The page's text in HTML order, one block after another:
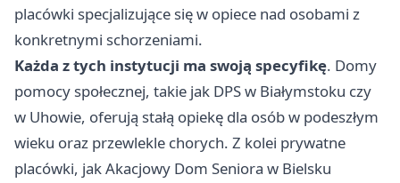
placówki specjalizujące się w opiece nad osobami z
konkretnymi schorzeniami.
Każda z tych instytucji ma swoją specyfikę. Domy
pomocy społecznej, takie jak DPS w Białymstoku czy
w Uhowie, oferują stałą opiekę dla osób w podeszłym
wieku oraz przewlekle chorych. Z kolei prywatne
placówki, jak Akacjowy Dom Seniora w Bielsku